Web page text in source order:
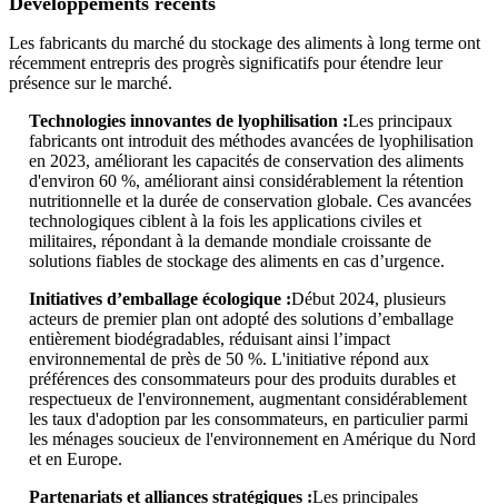
Les fabricants du marché du stockage des aliments à long terme ont
récemment entrepris des progrès significatifs pour étendre leur
présence sur le marché.
Technologies innovantes de lyophilisation :Les principaux
fabricants ont introduit des méthodes avancées de lyophilisation
en 2023, améliorant les capacités de conservation des aliments
d'environ 60 %, améliorant ainsi considérablement la rétention
nutritionnelle et la durée de conservation globale. Ces avancées
technologiques ciblent à la fois les applications civiles et
militaires, répondant à la demande mondiale croissante de
solutions fiables de stockage des aliments en cas d’urgence.
Initiatives d’emballage écologique :Début 2024, plusieurs
acteurs de premier plan ont adopté des solutions d’emballage
entièrement biodégradables, réduisant ainsi l’impact
environnemental de près de 50 %. L'initiative répond aux
préférences des consommateurs pour des produits durables et
respectueux de l'environnement, augmentant considérablement
les taux d'adoption par les consommateurs, en particulier parmi
les ménages soucieux de l'environnement en Amérique du Nord
et en Europe.
Partenariats et alliances stratégiques :Les principales